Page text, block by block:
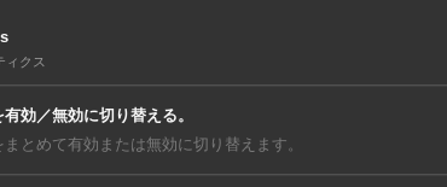
さ、巧さ、速さとそれぞれが武器を備えており、
開することもできる。
ームに今季加わったのが、大物ルーキーの松木玖
ィクス
効／無効に切り替える。
まとめて有効または無効に切り替えます。